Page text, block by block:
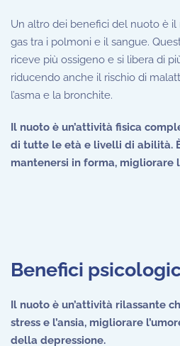
Un altro dei benefici del nuoto è
gas tra i polmoni e il sangue.
riceve più ossigeno e si libera di
riducendo anche il rischio di
l’asma e la bronchite.
Il nuoto è un’attività fisica
di tutte le età e livelli di abilità.
mantenersi in forma, migliorare
Benefici
Il nuoto è un’attività rilassante
stress e l’ansia, migliorare
della depressione.